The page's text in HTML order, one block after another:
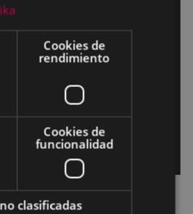
Cookies de
rendimiento
Cookies de
funcionalidad
clasificadas